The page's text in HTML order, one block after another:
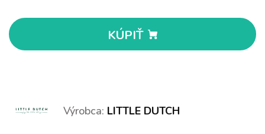
KÚPIŤ
Výrobca: LITTLE DUTCH